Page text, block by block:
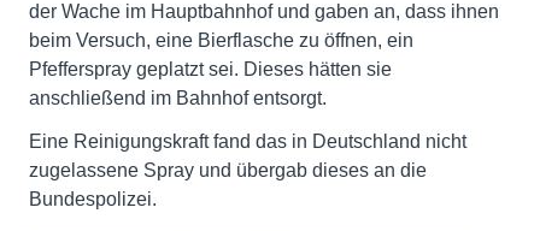
der Wache im Hauptbahnhof und gaben an, dass ihnen
beim Versuch, eine Bierflasche zu öffnen, ein
Pfefferspray geplatzt sei. Dieses hätten sie
anschließend im Bahnhof entsorgt.
Eine Reinigungskraft fand das in Deutschland nicht
zugelassene Spray und übergab dieses an die
Bundespolizei.